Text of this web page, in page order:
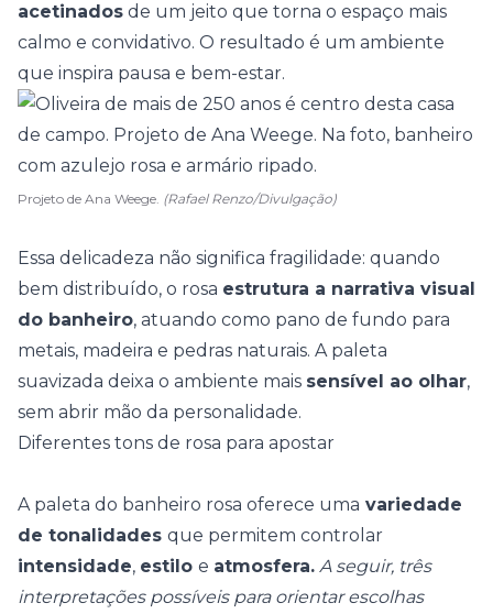
acetinados de um jeito que torna o espaço mais
calmo e convidativo. O resultado é um ambiente
que inspira pausa e bem-estar.
Projeto de Ana Weege. (Rafael Renzo/Divulgação)
Essa delicadeza não significa fragilidade: quando
bem distribuído, o rosa estrutura a narrativa visual
do banheiro, atuando como pano de fundo para
metais, madeira e pedras naturais. A paleta
suavizada deixa o ambiente mais sensível ao olhar,
sem abrir mão da personalidade.
Diferentes tons de rosa para apostar
A paleta do banheiro rosa oferece uma variedade
de tonalidades que permitem controlar
intensidade, estilo e atmosfera. A seguir, três
interpretações possíveis para orientar escolhas